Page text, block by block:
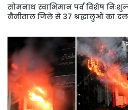
सोमनाथ स्वाभिमान पर्व विशेष
नैनीताल जिले से 37 श्रद्धालुओं का